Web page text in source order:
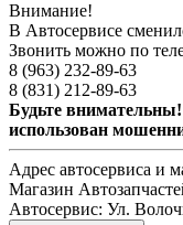
Внимание!
В Автосервисе
Звонить можно по
8 (963) 232-89-63
8 (831) 212-89-63
Будьте
использован
Адрес автосервиса и
Магазин
Автосервис: Ул.